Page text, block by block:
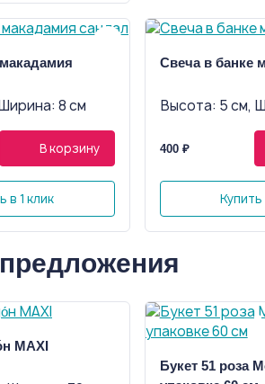
8 см
В корзину
в 1 клик
Свеча в банке
Высота: 5 см,
400 ₽
Купить
MAXI
Букет 51 роза